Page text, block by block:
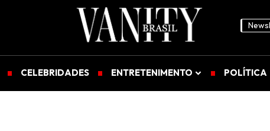
CELEBRIDADES ENTRETENIMENTO POLÍTICA